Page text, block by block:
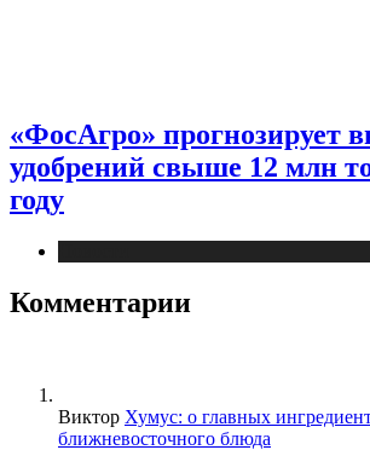
«ФосАгро» прогнозирует
удобрений свыше 12 млн
году
Комментарии
Виктор Хумус: о главных
ближневосточного блюда